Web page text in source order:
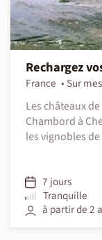
Rechargez
France Sur
Les châteaux
Chambord à
les vignobles de
7 jours
Tranquille
à partir de 2